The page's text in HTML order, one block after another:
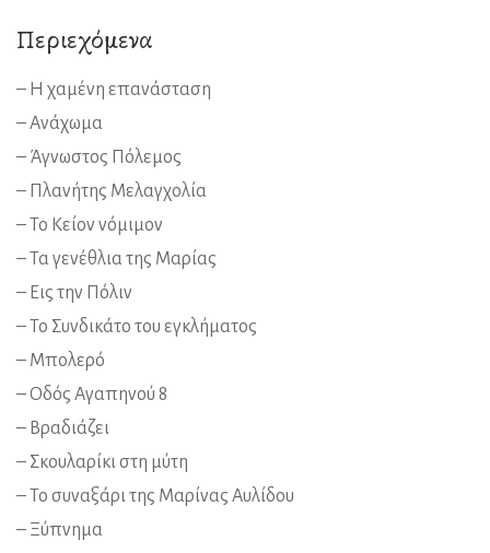
Περιεχόμενα
– Η χαμένη επανάσταση
– Ανάχωμα
– Άγνωστος Πόλεμος
– Πλανήτης Μελαγχολία
– Το Κείον νόμιμον
– Τα γενέθλια της Μαρίας
– Εις την Πόλιν
– Το Συνδικάτο του εγκλήματος
– Μπολερό
– Οδός Αγαπηνού 8
– Βραδιάζει
– Σκουλαρίκι στη μύτη
– Το συναξάρι της Μαρίνας Αυλίδου
– Ξύπνημα